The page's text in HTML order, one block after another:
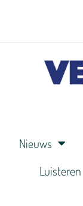
Nieuws
Luisteren